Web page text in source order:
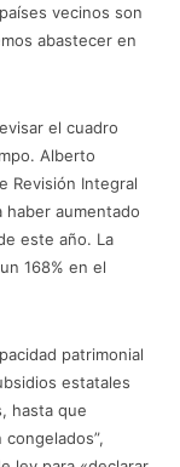
vecinos son
abastecer en
el cuadro
Alberto
Revisión Integral
aumentado
este año. La
168% en el
patrimonial
estatales
hasta que